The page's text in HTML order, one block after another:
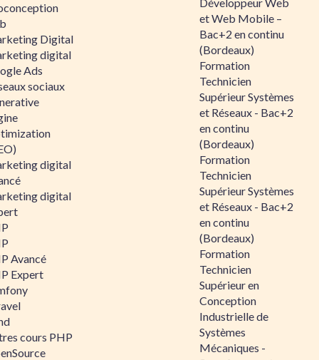
Digital
digital
Ads
sociaux
digital
digital
Avancé
Expert
cours PHP
et Web Mobile –
Bac+2 en continu
(Bordeaux)
Formation
Technicien
Supérieur Systèmes
et Réseaux - Bac+2
en continu
(Bordeaux)
Formation
Technicien
Supérieur Systèmes
et Réseaux - Bac+2
en continu
(Bordeaux)
Formation
Technicien
Supérieur en
Conception
Industrielle de
Systèmes
Mécaniques -